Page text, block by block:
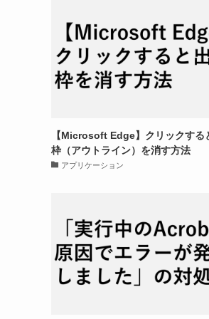
【Microsoft Edge】クリックする
枠（アウトライン）を消す方法
アプリケーション